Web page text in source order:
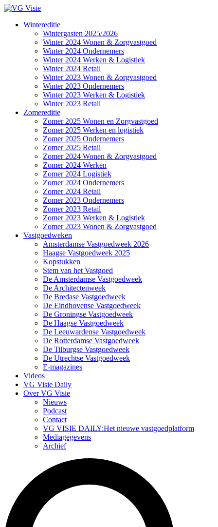
Wintereditie
Wintergasten 2025/2026
Winter 2024 Wonen & Zorgvastgoed
Winter 2024 Ondernemers
Winter 2024 Werken & Logistiek
Winter 2024 Retail
Winter 2023 Wonen & Zorgvastgoed
Winter 2023 Ondernemers
Winter 2023 Werken & Logistiek
Winter 2023 Retail
Zomereditie
Zomer 2025 Wonen en Zorgvastgoed
Zomer 2025 Werken en logistiek
Zomer 2025 Ondernemers
Zomer 2025 Retail
Zomer 2024 Wonen & Zorgvastgoed
Zomer 2024 Werken
Zomer 2024 Logistiek
Zomer 2024 Ondernemers
Zomer 2024 Retail
Zomer 2023 Ondernemers
Zomer 2023 Retail
Zomer 2023 Werken & Logistiek
Zomer 2023 Wonen & Zorgvastgoed
Vastgoedweken
Amsterdamse Vastgoedweek 2026
Haagse Vastgoedweek 2025
Kopstukken
Stem van het Vastgoed
De Amsterdamse Vastgoedweek
De Architectenweek
De Bredase Vastgoedweek
De Eindhovense Vastgoedweek
De Groningse Vastgoedweek
De Haagse Vastgoedweek
De Leeuwardense Vastgoedweek
De Rotterdamse Vastgoedweek
De Tilburgse Vastgoedweek
De Utrechtse Vastgoedweek
E-magazines
Videos
VG Visie Daily
Over VG Visie
Nieuws
Podcast
Contact
VG VISIE DAILY:Het nieuwe vastgoedplatform
Mediagegevens
Archief